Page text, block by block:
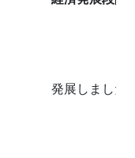
発展しました